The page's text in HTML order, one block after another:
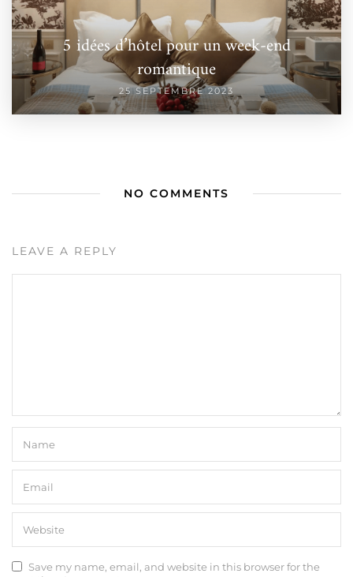
5 idées d’hôtel pour un week-end
romantique
25 SEPTEMBRE 2023
NO COMMENTS
LEAVE A REPLY
Save my name, email, and website in this browser for the